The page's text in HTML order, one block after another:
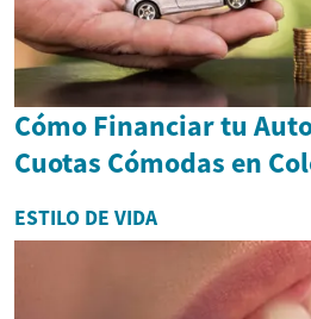
Cómo Financiar tu
Cuotas Cómodas en
ESTILO DE VIDA